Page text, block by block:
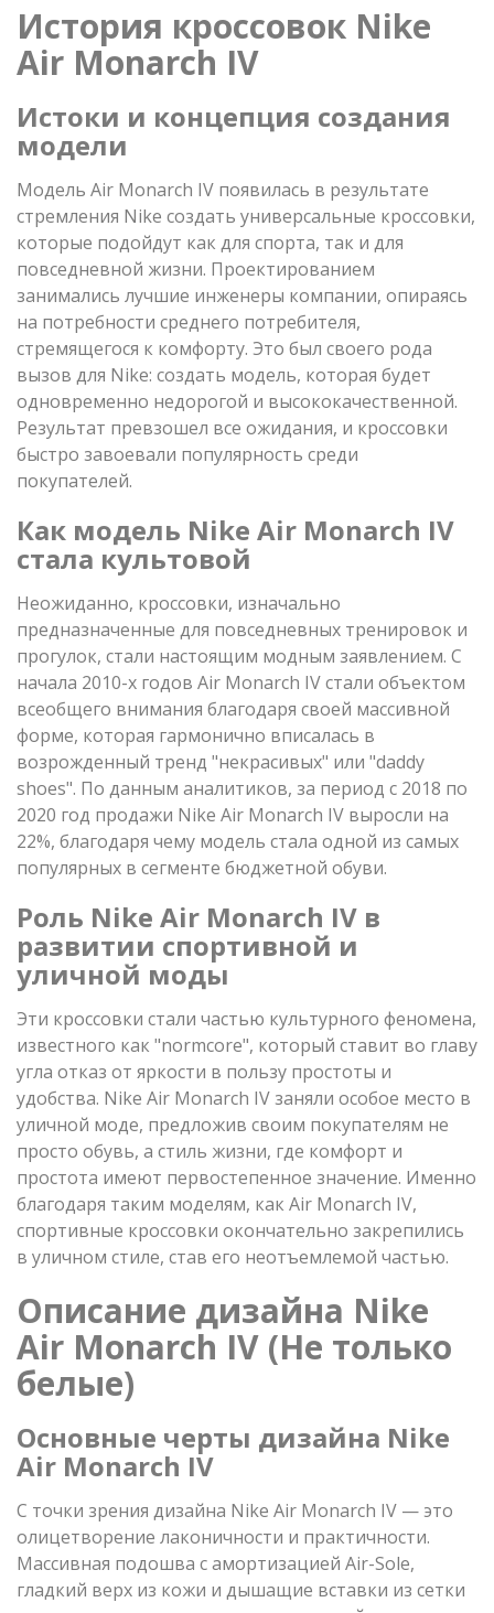
История кроссовок Nike
Air Monarch IV
Истоки и концепция создания
модели
Модель Air Monarch IV появилась в результате
стремления Nike создать универсальные кроссовки,
которые подойдут как для спорта, так и для
повседневной жизни. Проектированием
занимались лучшие инженеры компании, опираясь
на потребности среднего потребителя,
стремящегося к комфорту. Это был своего рода
вызов для Nike: создать модель, которая будет
одновременно недорогой и высококачественной.
Результат превзошел все ожидания, и кроссовки
быстро завоевали популярность среди
покупателей.
Как модель Nike Air Monarch IV
стала культовой
Неожиданно, кроссовки, изначально
предназначенные для повседневных тренировок и
прогулок, стали настоящим модным заявлением. С
начала 2010-х годов Air Monarch IV стали объектом
всеобщего внимания благодаря своей массивной
форме, которая гармонично вписалась в
возрожденный тренд "некрасивых" или "daddy
shoes". По данным аналитиков, за период с 2018 по
2020 год продажи Nike Air Monarch IV выросли на
22%, благодаря чему модель стала одной из самых
популярных в сегменте бюджетной обуви.
Роль Nike Air Monarch IV в
развитии спортивной и
уличной моды
Эти кроссовки стали частью культурного феномена,
известного как "normcore", который ставит во главу
угла отказ от яркости в пользу простоты и
удобства. Nike Air Monarch IV заняли особое место в
уличной моде, предложив своим покупателям не
просто обувь, а стиль жизни, где комфорт и
простота имеют первостепенное значение. Именно
благодаря таким моделям, как Air Monarch IV,
спортивные кроссовки окончательно закрепились
в уличном стиле, став его неотъемлемой частью.
Описание дизайна Nike
Air Monarch IV (Не только
белые)
Основные черты дизайна Nike
Air Monarch IV
С точки зрения дизайна Nike Air Monarch IV — это
олицетворение лаконичности и практичности.
Массивная подошва с амортизацией Air-Sole,
гладкий верх из кожи и дышащие вставки из сетки